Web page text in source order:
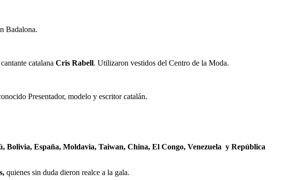
Badalona.
catalana Cris Rabell. Utilizaron vestidos del Centro de la Moda.
Presentador, modelo y escritor catalán.
Bolivia, España, Moldavia, Taiwan, China, El Congo, Venezuela y República
quienes sin duda dieron realce a la gala.